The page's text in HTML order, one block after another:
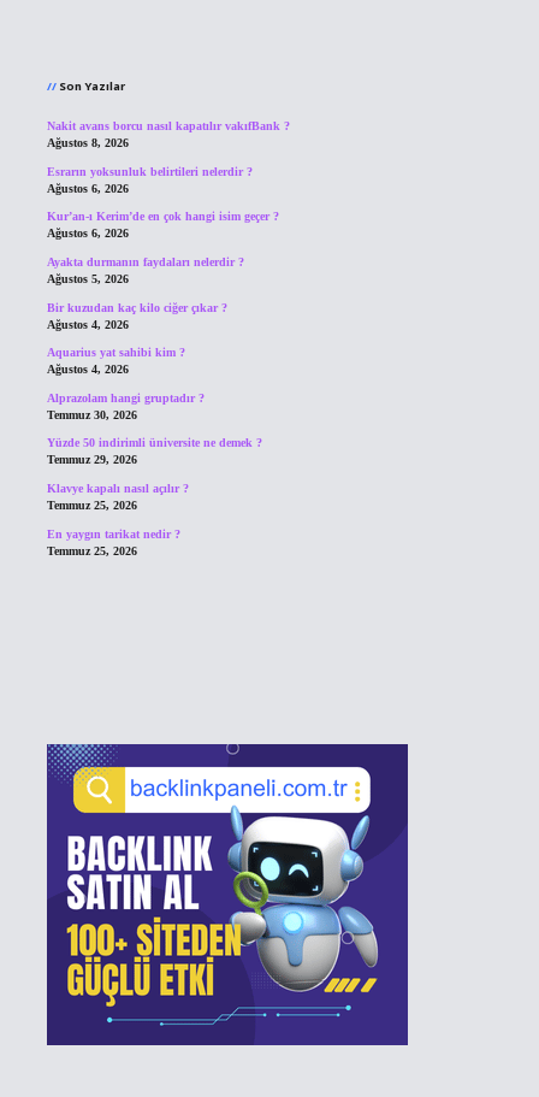
Son Yazılar
Nakit avans borcu nasıl kapatılır vakıfBank ?
Ağustos 8, 2026
Esrarın yoksunluk belirtileri nelerdir ?
Ağustos 6, 2026
Kur’an-ı Kerim’de en çok hangi isim geçer ?
Ağustos 6, 2026
Ayakta durmanın faydaları nelerdir ?
Ağustos 5, 2026
Bir kuzudan kaç kilo ciğer çıkar ?
Ağustos 4, 2026
Aquarius yat sahibi kim ?
Ağustos 4, 2026
Alprazolam hangi gruptadır ?
Temmuz 30, 2026
Yüzde 50 indirimli üniversite ne demek ?
Temmuz 29, 2026
Klavye kapalı nasıl açılır ?
Temmuz 25, 2026
En yaygın tarikat nedir ?
Temmuz 25, 2026